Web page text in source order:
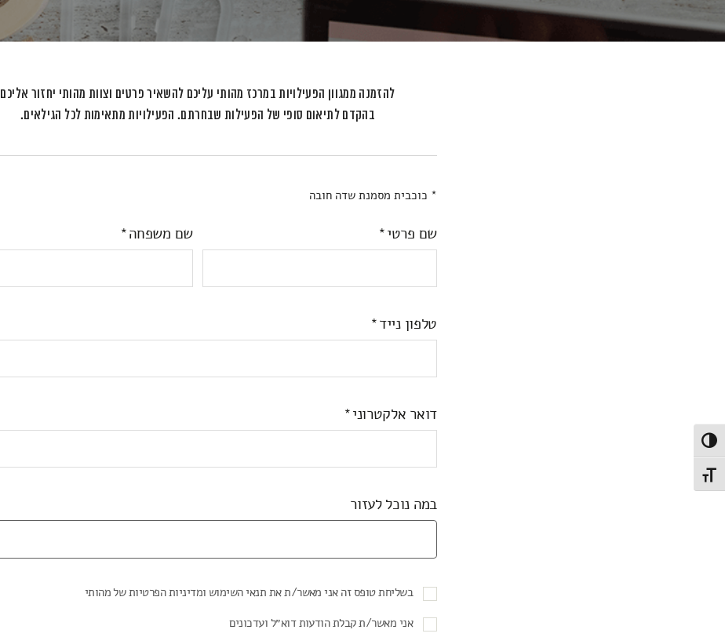
Toggle High Contrast
Toggle Font size
להזמנה ממגוון הפעילויות במרכז מהותי עליכם להשאיר פרטים וצוות מהותי יחזור אליכם
בהקדם לתיאום סופי של הפעילות שבחרתם. הפעילויות מתאימות לכל הגילאים.
* כוכבית מסמנת שדה חובה
שם פרטי שם משפחה
טלפון נייד
דואר אלקטרוני
במה נוכל לעזור
בשליחת טופס זה אני מאשר/ת את תנאי השימוש ומדיניות הפרטיות של מהותי
אני מאשר/ת קבלת הודעות דוא״ל ועדכונים